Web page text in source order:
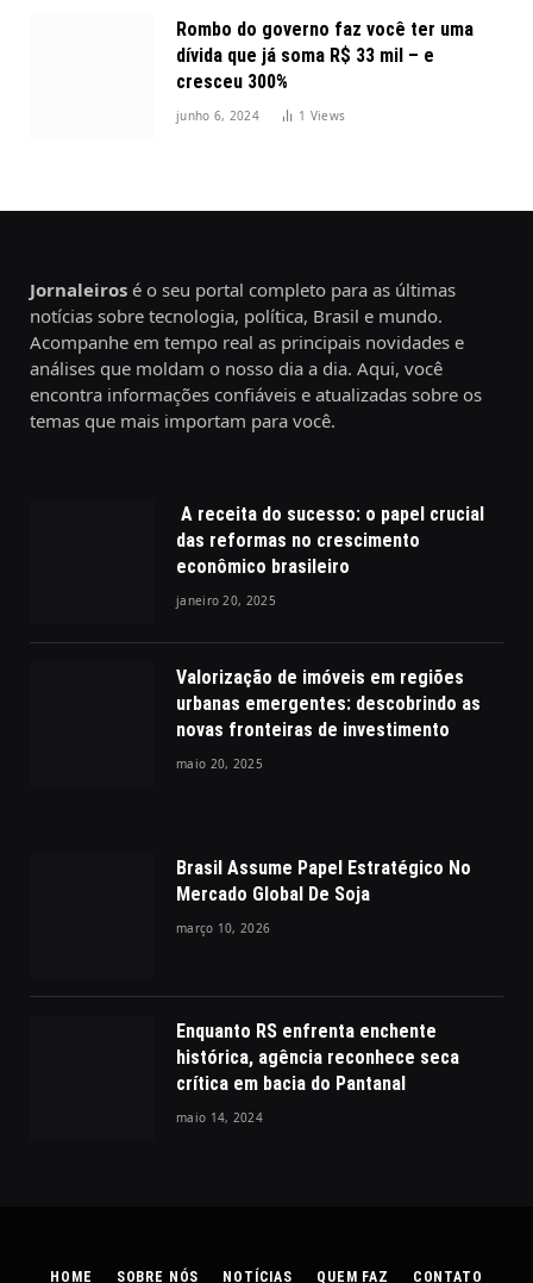
Rombo do governo faz você ter uma
dívida que já soma R$ 33 mil – e
cresceu 300%
junho 6, 2024 1 Views
Jornaleiros é o seu portal completo para as últimas
notícias sobre tecnologia, política, Brasil e mundo.
Acompanhe em tempo real as principais novidades e
análises que moldam o nosso dia a dia. Aqui, você
encontra informações confiáveis e atualizadas sobre os
temas que mais importam para você.
A receita do sucesso: o papel crucial
das reformas no crescimento
econômico brasileiro
janeiro 20, 2025
Valorização de imóveis em regiões
urbanas emergentes: descobrindo as
novas fronteiras de investimento
maio 20, 2025
Brasil Assume Papel Estratégico No
Mercado Global De Soja
março 10, 2026
Enquanto RS enfrenta enchente
histórica, agência reconhece seca
crítica em bacia do Pantanal
maio 14, 2024
HOME SOBRE NÓS NOTÍCIAS QUEM FAZ CONTATO